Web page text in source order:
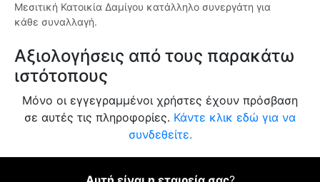
Μεσιτική Κατοικία Δαμίγου κατάλληλο συνεργάτη για
κάθε συναλλαγή.
Αξιολογήσεις από τους παρακάτω
ιστότοπους
Μόνο οι εγγεγραμμένοι χρήστες έχουν πρόσβαση
σε αυτές τις πληροφορίες. Κάντε κλικ εδώ για να
συνδεθείτε.